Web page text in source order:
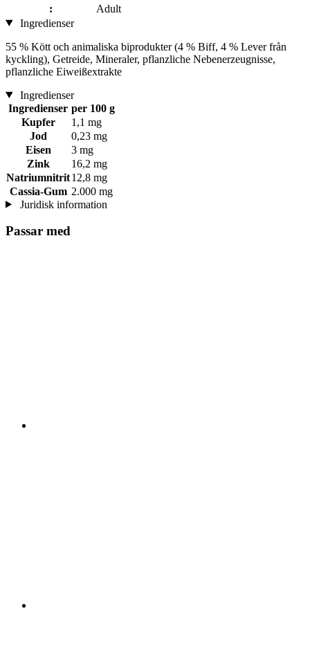
:
Adult
Ingredienser
55 % Kött och animaliska biprodukter (4 % Biff, 4 % Lever från
kyckling), Getreide, Mineraler, pflanzliche Nebenerzeugnisse,
pflanzliche Eiweißextrakte
Ingredienser
Ingredienser per 100 g
Kupfer
1,1 mg
Jod
0,23 mg
Eisen
3 mg
Zink
16,2 mg
Natriumnitrit12,8 mg
Cassia-Gum 2.000 mg
Juridisk information
Passar med